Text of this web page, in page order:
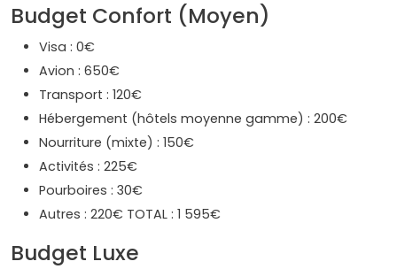
Budget Confort (Moyen)
Visa : 0€
Avion : 650€
Transport : 120€
Hébergement (hôtels moyenne gamme) : 200€
Nourriture (mixte) : 150€
Activités : 225€
Pourboires : 30€
Autres : 220€ TOTAL : 1 595€
Budget Luxe